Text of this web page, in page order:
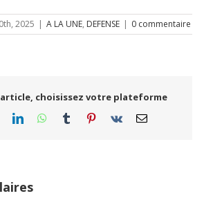
2025 | A LA UNE, DEFENSE | 0 commentaire
choisissez votre plateforme
LinkedInWhatsApp
Tumblr Pinterest
Vk Email